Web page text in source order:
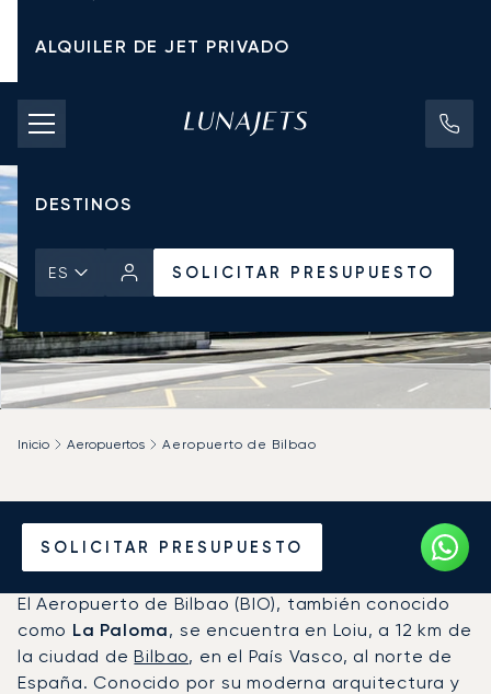
ALQUILER DE JET PRIVADO
TARIFAS DE CHÁRTER
JETS PRIVADOS
DESTINOS
ES SOLICITAR PRESUPUESTO
SOLICITAR PRESUPUESTO
Inicio Aeropuertos Aeropuerto de Bilbao
Vuele en Jet Privado al
Aeropuerto de Bilbao (BIO)
El Aeropuerto de Bilbao (BIO), también conocido
como La Paloma, se encuentra en Loiu, a 12 km de
la ciudad deBilbao, en el País Vasco, al norte de
España. Conocido por su moderna arquitectura y